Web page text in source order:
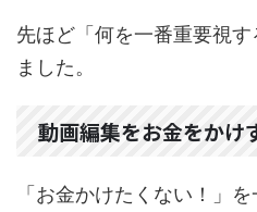
先ほど「何を一番重要視
ました。
動画編集をお金をかけ
「お金かけたくない！」